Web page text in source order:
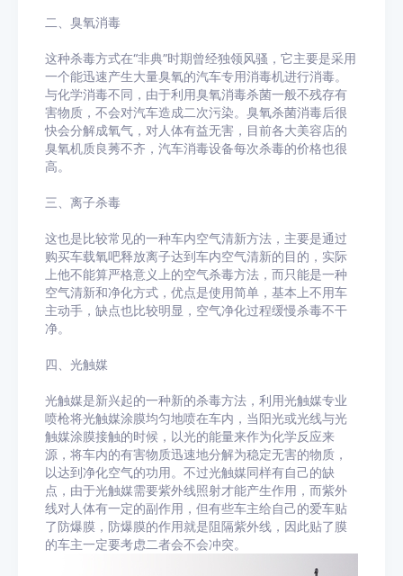
二、臭氧消毒
这种杀毒方式在“非典”时期曾经独领风骚，它主要是采用
一个能迅速产生大量臭氧的汽车专用消毒机进行消毒。
与化学消毒不同，由于利用臭氧消毒杀菌一般不残存有
害物质，不会对汽车造成二次污染。臭氧杀菌消毒后很
快会分解成氧气，对人体有益无害，目前各大美容店的
臭氧机质良莠不齐，汽车消毒设备每次杀毒的价格也很
高。
三、离子杀毒
这也是比较常见的一种车内空气清新方法，主要是通过
购买车载氧吧释放离子达到车内空气清新的目的，实际
上他不能算严格意义上的空气杀毒方法，而只能是一种
空气清新和净化方式，优点是使用简单，基本上不用车
主动手，缺点也比较明显，空气净化过程缓慢杀毒不干
净。
四、光触媒
光触媒是新兴起的一种新的杀毒方法，利用光触媒专业
喷枪将光触媒涂膜均匀地喷在车内，当阳光或光线与光
触媒涂膜接触的时候，以光的能量来作为化学反应来
源，将车内的有害物质迅速地分解为稳定无害的物质，
以达到净化空气的功用。不过光触媒同样有自己的缺
点，由于光触媒需要紫外线照射才能产生作用，而紫外
线对人体有一定的副作用，但有些车主给自己的爱车贴
了防爆膜，防爆膜的作用就是阻隔紫外线，因此贴了膜
的车主一定要考虑二者会不会冲突。